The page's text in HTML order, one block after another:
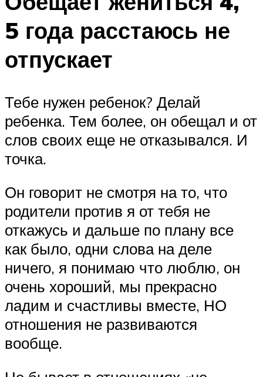
5 года расстаюсь не
отпускает
Тебе нужен ребенок? Делай
ребенка. Тем более, он обещал и от
слов своих еще не отказывался. И
точка.
Он говорит не смотря на то, что
родители против я от тебя не
откажусь и дальше по плану все
как было, одни слова на деле
ничего, я понимаю что люблю, он
очень хороший, мы прекрасно
ладим и счастливы вместе, НО
отношения не развиваются
вообще.